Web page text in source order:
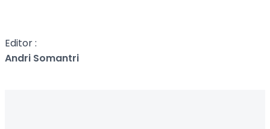
Editor :
Andri Somantri